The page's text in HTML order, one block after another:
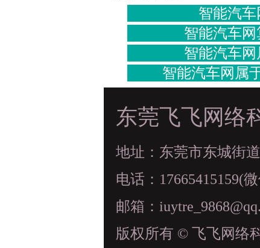
智能汽
智能汽车
智能汽车
智能汽车网属
东莞飞飞网络
地址：东莞市东城街
电话：17665415159(
邮箱：
版权所有 © 飞飞网络